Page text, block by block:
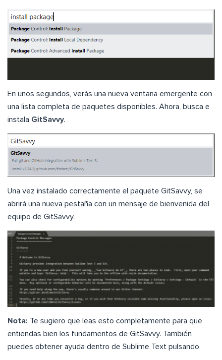
En unos segundos, verás una nueva ventana emergente con
una lista completa de paquetes disponibles. Ahora, busca e
instala GitSavvy.
Una vez instalado correctamente el paquete GitSavvy, se
abrirá una nueva pestaña con un mensaje de bienvenida del
equipo de GitSavvy.
Nota: Te sugiero que leas esto completamente para que
entiendas bien los fundamentos de GitSavvy. También
puedes obtener ayuda dentro de Sublime Text pulsando